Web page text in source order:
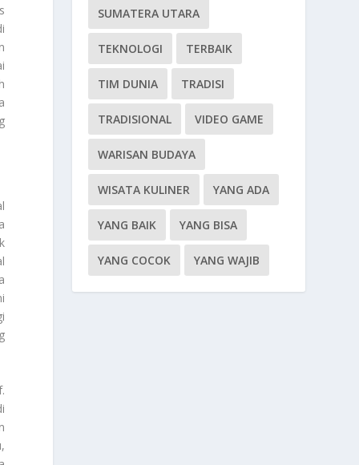
SUMATERA UTARA
TEKNOLOGI TERBAIK
TIM DUNIA TRADISI
TRADISIONAL VIDEO GAME
WARISAN BUDAYA
WISATA KULINER YANG ADA
YANG BAIK YANG BISA
YANG COCOK YANG WAJIB